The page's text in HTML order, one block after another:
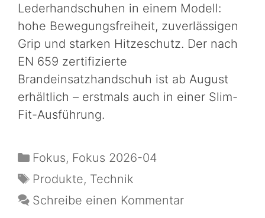
Lederhandschuhen in einem Modell:
hohe Bewegungsfreiheit, zuverlässigen
Grip und starken Hitzeschutz. Der nach
EN 659 zertifizierte
Brandeinsatzhandschuh ist ab August
erhältlich – erstmals auch in einer Slim-
Fit-Ausführung.
Fokus, Fokus 2026-04
Produkte, Technik
Schreibe einen Kommentar